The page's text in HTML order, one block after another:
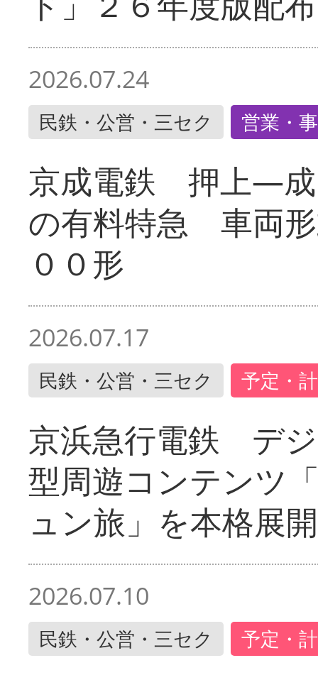
2026.07.24
民鉄・公営・三セク 営業・
京成電鉄 押上―成
の有料特急 車両
００形
2026.07.17
民鉄・公営・三セク 予定・
京浜急行電鉄 デ
型周遊コンテンツ
ュン旅」を本格展開
2026.07.10
民鉄・公営・三セク 予定・